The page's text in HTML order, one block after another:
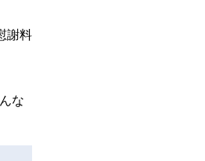
謝料
な